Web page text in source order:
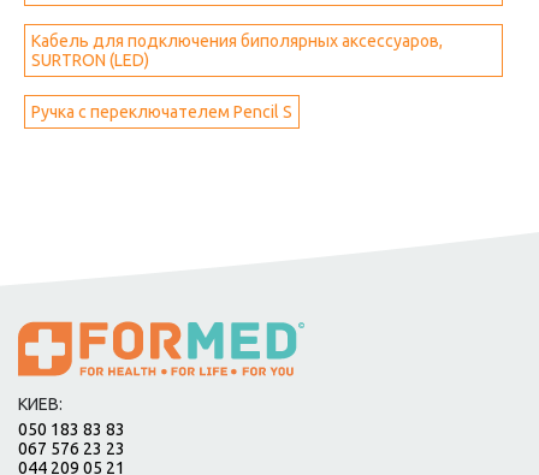
Кабель для подключения биполярных аксессуаров,
SURTRON (LED)
Ручка с переключателем Pencil S
КИЕВ:
050 183 83 83
067 576 23 23
044 209 05 21